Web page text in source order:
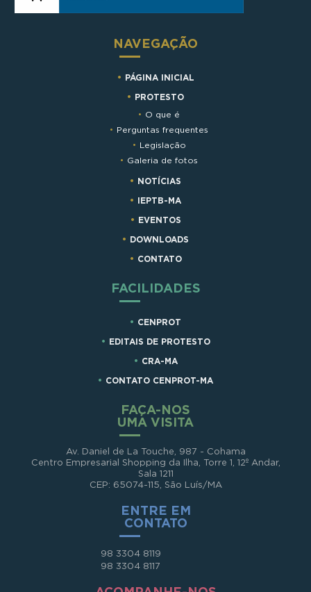
NAVEGAÇÃO
PÁGINA INICIAL
PROTESTO
O que é
Perguntas frequentes
Legislação
Galeria de fotos
NOTÍCIAS
IEPTB-MA
EVENTOS
DOWNLOADS
CONTATO
FACILIDADES
CENPROT
EDITAIS DE PROTESTO
CRA-MA
CONTATO CENPROT-MA
FAÇA-NOS
UMA VISITA
Av. Daniel de La Touche, 987 - Cohama
Centro Empresarial Shopping da Ilha, Torre 1, 12º Andar,
Sala 1211
CEP: 65074-115, São Luís/MA
ENTRE EM
CONTATO
98 3304 8119
98 3304 8117